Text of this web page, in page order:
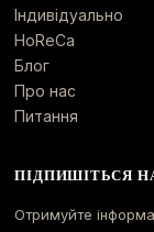
Індивідуально
HoReCa
Блог
Про нас
Питання
ПІДПИШІТЬСЯ
Отримуйте